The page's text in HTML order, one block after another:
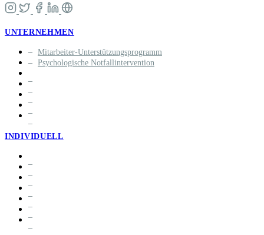
UNTERNEHMEN
Mitarbeiter-Unterstützungsprogramm
Psychologische Notfallintervention
INDIVIDUELL